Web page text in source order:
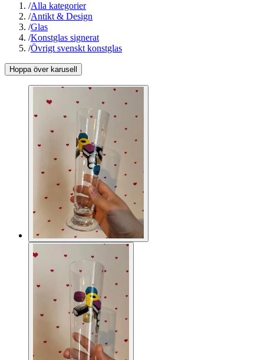
/Alla kategorier
/Antikt & Design
/Glas
/Konstglas signerat
/Övrigt svenskt konstglas
Hoppa över karusell